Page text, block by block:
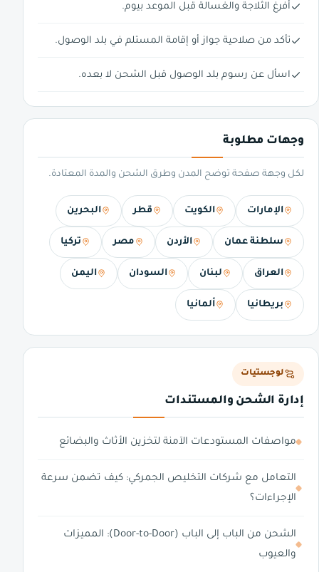
أفرغ الثلاجة والغسالة قبل الموعد بيوم.
تأكد من صلاحية جواز أو إقامة المستلم في بلد الوصول.
اسأل عن رسوم بلد الوصول قبل الشحن لا بعده.
وجهات مطلوبة
لكل وجهة صفحة توضح المدن وطرق الشحن والمدة المعتادة.
الإمارات الكويت قطر البحرين
سلطنة عمان الأردن مصر تركيا
العراق لبنان السودان اليمن
بريطانيا ألمانيا
لوجستيات
إدارة الشحن والمستندات
مواصفات المستودعات الآمنة لتخزين الأثاث والبضائع
التعامل مع شركات التخليص الجمركي: كيف تضمن سرعة
الإجراءات؟
الشحن من الباب إلى الباب (Door-to-Door): المميزات
والعيوب